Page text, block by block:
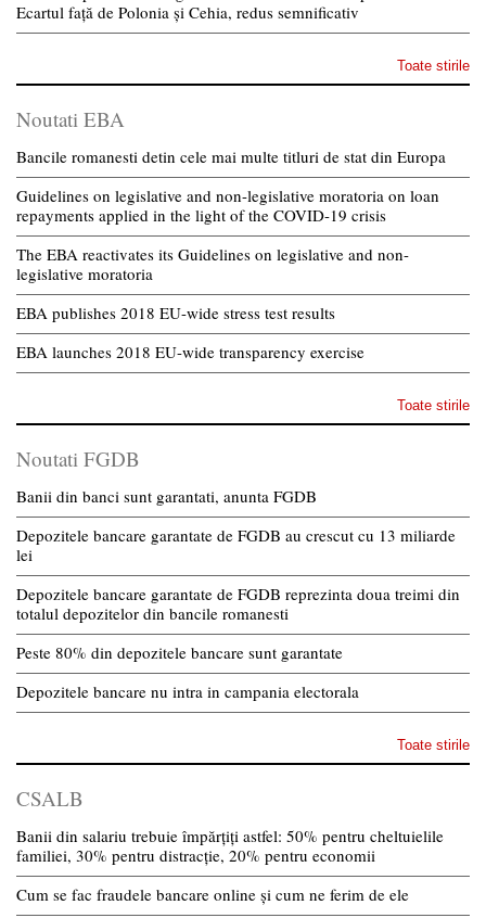
Ecartul față de Polonia și Cehia, redus semnificativ
Toate stirile
Noutati EBA
Bancile romanesti detin cele mai multe titluri de stat din Europa
Guidelines on legislative and non-legislative moratoria on loan
repayments applied in the light of the COVID-19 crisis
The EBA reactivates its Guidelines on legislative and non-
legislative moratoria
EBA publishes 2018 EU-wide stress test results
EBA launches 2018 EU-wide transparency exercise
Toate stirile
Noutati FGDB
Banii din banci sunt garantati, anunta FGDB
Depozitele bancare garantate de FGDB au crescut cu 13 miliarde
lei
Depozitele bancare garantate de FGDB reprezinta doua treimi din
totalul depozitelor din bancile romanesti
Peste 80% din depozitele bancare sunt garantate
Depozitele bancare nu intra in campania electorala
Toate stirile
CSALB
Banii din salariu trebuie împărțiți astfel: 50% pentru cheltuielile
familiei, 30% pentru distracție, 20% pentru economii
Cum se fac fraudele bancare online și cum ne ferim de ele